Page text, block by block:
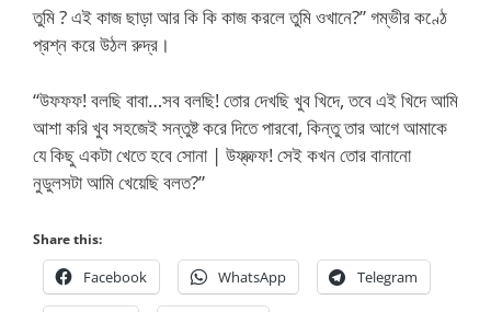
তুমি ? এই কাজ ছাড়া আর কি কি কাজ করলে তুমি ওখানে?” গম্ভীর কণ্ঠে
প্রশ্ন করে উঠল রুদ্র।
“উফফফ! বলছি বাবা…সব বলছি! তোর দেখছি খুব খিদে, তবে এই খিদে আমি
আশা করি খুব সহজেই সন্তুষ্ট করে দিতে পারবো, কিন্তু তার আগে আমাকে
যে কিছু একটা খেতে হবে সোনা | উফ্ফ্ফ্ফ! সেই কখন তোর বানানো
নুডুলসটা আমি খেয়েছি বলত?”
Share this:
Facebook WhatsApp Telegram